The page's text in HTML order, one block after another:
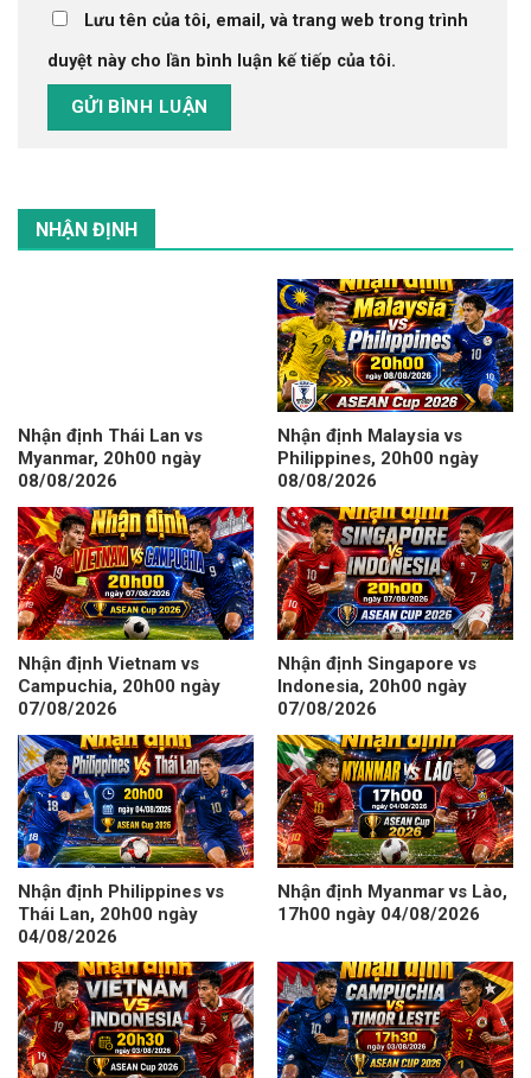
Lưu tên của tôi, email, và trang web trong trình
duyệt này cho lần bình luận kế tiếp của tôi.
NHẬN ĐỊNH
Nhận định Thái Lan vs
Myanmar, 20h00 ngày
08/08/2026
Nhận định Malaysia vs
Philippines, 20h00 ngày
08/08/2026
Nhận định Vietnam vs
Campuchia, 20h00 ngày
07/08/2026
Nhận định Singapore vs
Indonesia, 20h00 ngày
07/08/2026
Nhận định Philippines vs
Thái Lan, 20h00 ngày
04/08/2026
Nhận định Myanmar vs Lào,
17h00 ngày 04/08/2026